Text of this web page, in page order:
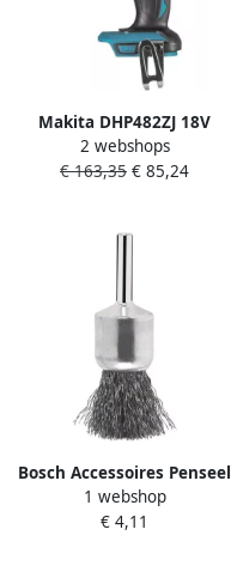
Makita DHP482ZJ 18V
(Klop)boor-schroefmachine
| zonder accu&apos;s en
2 webshops
€ 163,35 € 85,24
Bosch Accessoires Penseel
voor boormachines
gegolfde draad Ø 25 mm | 1
1 webshop
€ 4,11